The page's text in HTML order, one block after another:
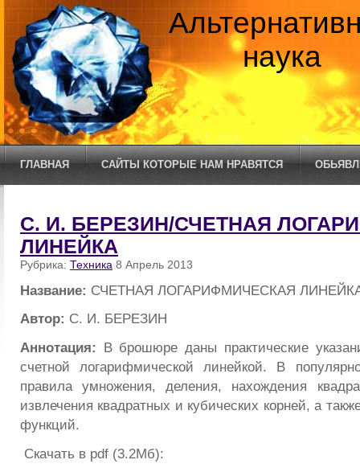
наука
ГЛАВНАЯ САЙТЫ КОТОРЫЕ НАМ НРАВЯТСЯ
С. И. БЕРЕЗИН/СЧЕТНАЯ
ЛИНЕЙКА
Рубрика: Техника 8 Апрель 2013
Название: СЧЕТНАЯ ЛОГАРИФМИЧЕСКАЯ
Автор: С. И. БЕРЕЗИН
Аннотация: В брошюре даны практические
счетной логарифмической линейкой. В
правила умножения, деления, нахождения
извлечения квадратных и кубических корней, а
функций.
Скачать в pdf (3.2Мб):